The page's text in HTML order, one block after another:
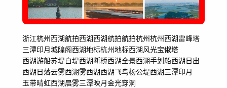
浙江杭州西湖航拍西湖西湖航拍航拍杭州杭州西湖雷峰塔
三潭印月城隍阁西湖地标杭州地标西湖风光宝俶塔
西湖游船苏堤白堤西湖断桥西湖全景西湖手划船西湖日出
西湖日落云雾西湖雾西湖西湖飞鸟杨公堤西湖三潭印月
玉带晴虹西湖晨雾三潭映月金光穿洞